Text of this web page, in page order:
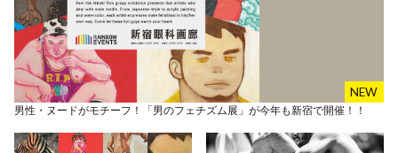
男性・ヌードがモチーフ！「男のフェチズム展」が今年も新宿で開催！！